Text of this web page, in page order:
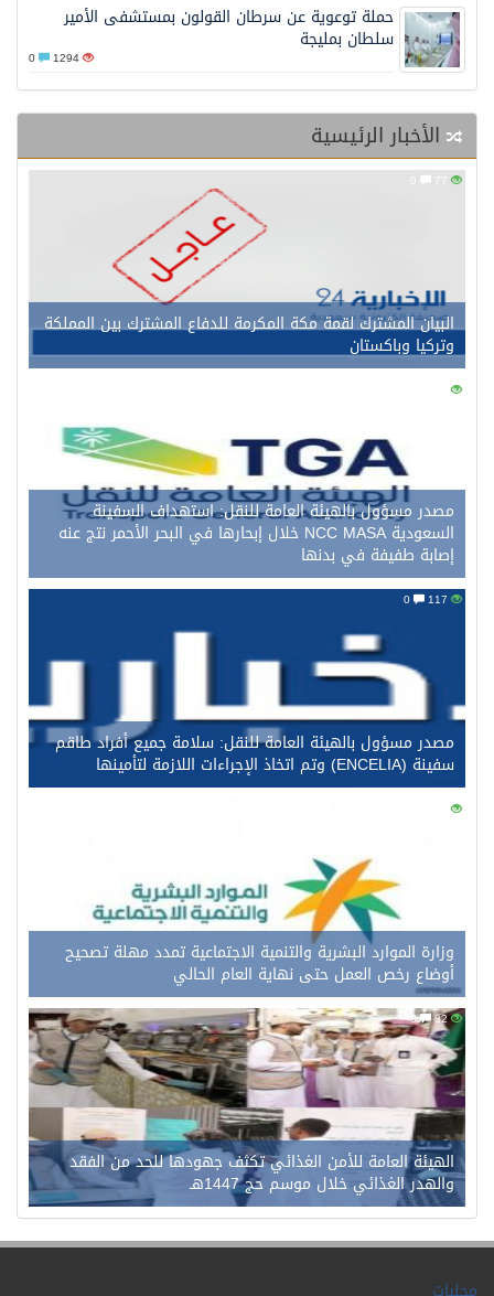
حملة توعوية عن سرطان القولون بمستشفى الأمير
سلطان بمليجة
1294
الأخبار الرئيسية
البيان المشترك لقمة مكة المكرمة للدفاع المشترك بين المملكة
وتركيا وباكستان
131
مصدر مسؤول بالهيئة العامة للنقل: استهداف السفينة
السعودية NCC MASA خلال إبحارها في البحر الأحمر نتج عنه
إصابة طفيفة في بدنها
مصدر مسؤول بالهيئة العامة للنقل: سلامة جميع أفراد طاقم
سفينة (ENCELIA) وتم اتخاذ الإجراءات اللازمة لتأمينها
102
وزارة الموارد البشرية والتنمية الاجتماعية تمدد مهلة تصحيح
أوضاع رخص العمل حتى نهاية العام الحالي
82
0
الهيئة العامة للأمن الغذائي تكثف جهودها للحد من الفقد
والهدر الغذائي خلال موسم حج 1447هـ